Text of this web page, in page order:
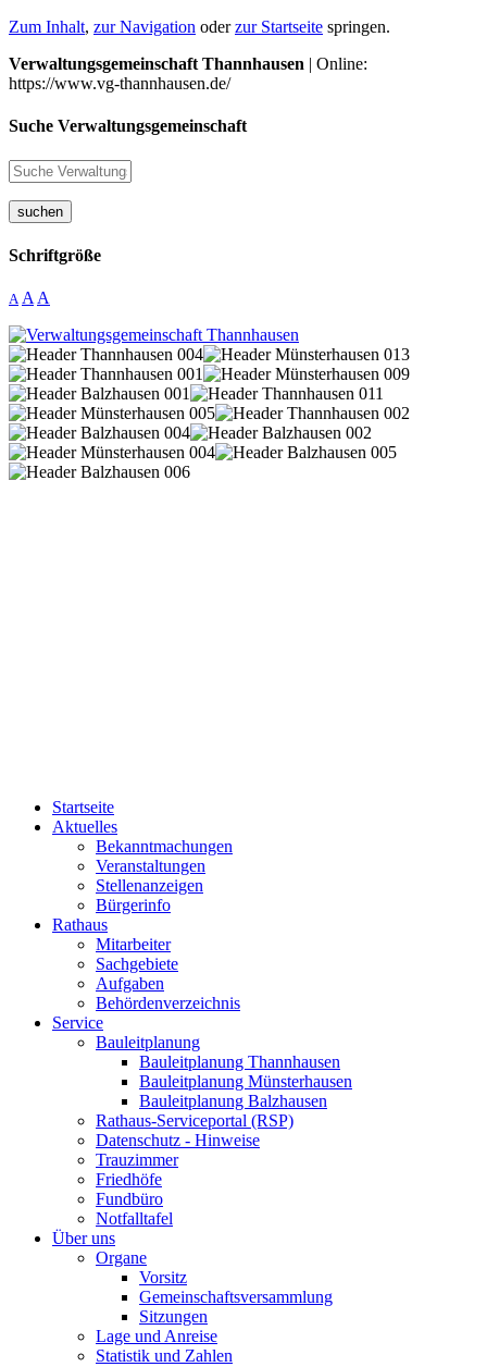
Zum Inhalt, zur Navigation oderzur Startseite springen.
Verwaltungsgemeinschaft Thannhausen | Online:
https://www.vg-thannhausen.de/
Suche Verwaltungsgemeinschaft
suchen
Schriftgröße
A A A
Startseite
Aktuelles
Bekanntmachungen
Veranstaltungen
Stellenanzeigen
Bürgerinfo
Rathaus
Mitarbeiter
Sachgebiete
Aufgaben
Behördenverzeichnis
Service
Bauleitplanung
Bauleitplanung Thannhausen
Bauleitplanung Münsterhausen
Bauleitplanung Balzhausen
Rathaus-Serviceportal (RSP)
Datenschutz - Hinweise
Trauzimmer
Friedhöfe
Fundbüro
Notfalltafel
Über uns
Organe
Vorsitz
Gemeinschaftsversammlung
Sitzungen
Lage und Anreise
Statistik und Zahlen